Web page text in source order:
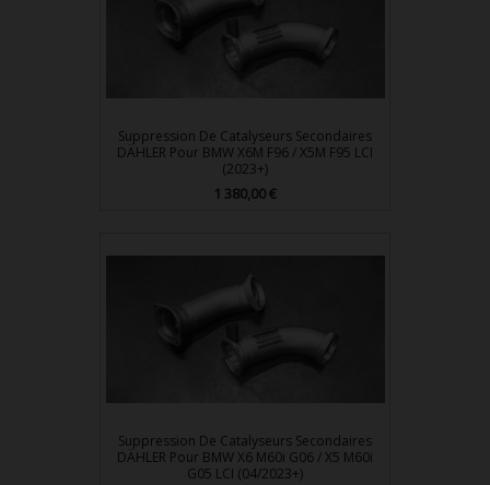
Suppression De Catalyseurs Secondaires
DÄHLER Pour BMW X6M F96 / X5M F95 LCI
(2023+)
Prix
1 380,00 €
Suppression De Catalyseurs Secondaires
DÄHLER Pour BMW X6 M60i G06 / X5 M60i
G05 LCI (04/2023+)